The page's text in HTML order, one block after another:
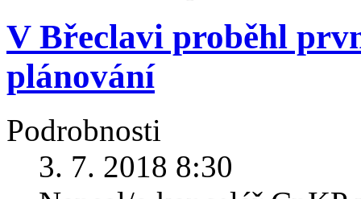
V Břeclavi proběhl
plánování
Podrobnosti
3. 7. 2018 8:30